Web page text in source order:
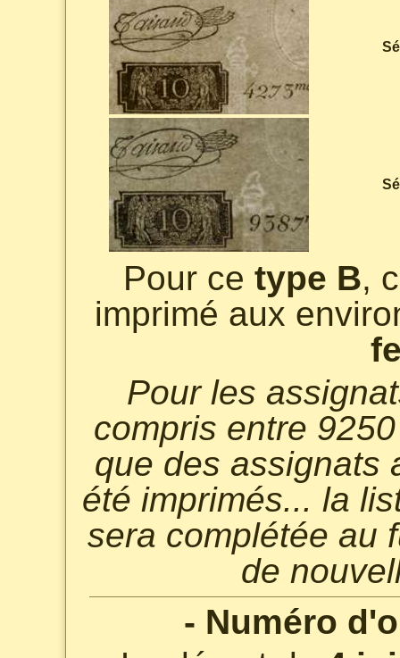
Pour ce type B,
imprimé aux
Pour les
compris entre
que des assignats
été imprimés... la
sera complétée au
de
- Numéro